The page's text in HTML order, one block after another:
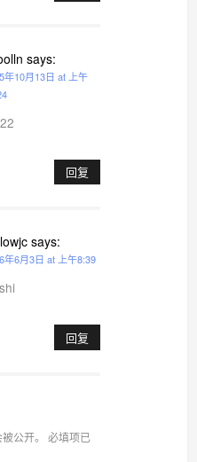
says:
年10月13日 at 上午
回复
says:
年6月3日 at 上午8:39
回复
公开。
必填项已